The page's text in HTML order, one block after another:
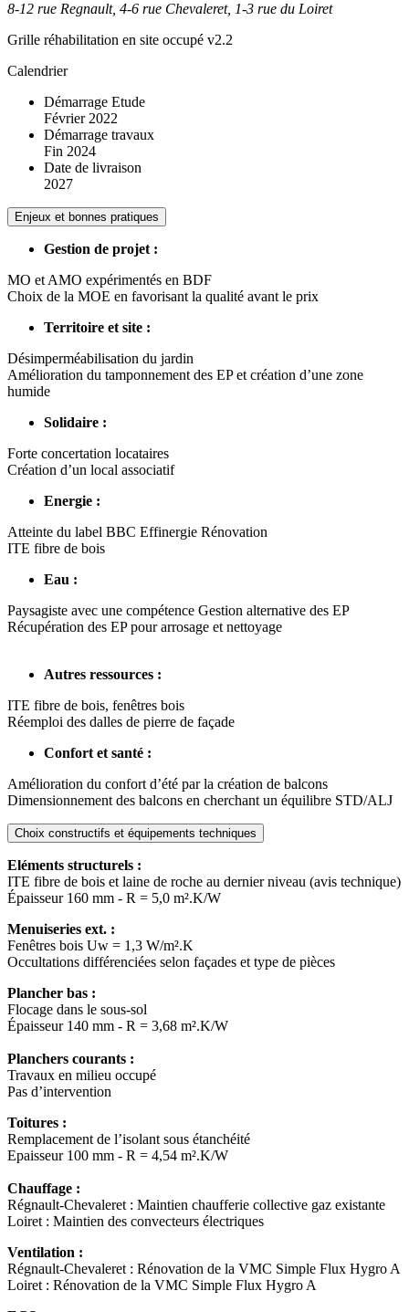
8-12 rue Regnault, 4-6 rue Chevaleret, 1-3 rue du Loiret
Grille réhabilitation en site occupé v2.2
Calendrier
Démarrage Etude
Février 2022
Démarrage travaux
Fin 2024
Date de livraison
2027
Enjeux et bonnes pratiques
Gestion de projet :
MO et AMO expérimentés en BDF
Choix de la MOE en favorisant la qualité avant le prix
Territoire et site :
Désimperméabilisation du jardin
Amélioration du tamponnement des EP et création d’une zone
humide
Solidaire :
Forte concertation locataires
Création d’un local associatif
Energie :
Atteinte du label BBC Effinergie Rénovation
ITE fibre de bois
Eau :
Paysagiste avec une compétence Gestion alternative des EP
Récupération des EP pour arrosage et nettoyage
Autres ressources :
ITE fibre de bois, fenêtres bois
Réemploi des dalles de pierre de façade
Confort et santé :
Amélioration du confort d’été par la création de balcons
Dimensionnement des balcons en cherchant un équilibre STD/ALJ
Choix constructifs et équipements techniques
Eléments structurels :
ITE fibre de bois et laine de roche au dernier niveau (avis technique)
Épaisseur 160 mm - R = 5,0 m².K/W
Menuiseries ext. :
Fenêtres bois Uw = 1,3 W/m².K
Occultations différenciées selon façades et type de pièces
Plancher bas :
Flocage dans le sous-sol
Épaisseur 140 mm - R = 3,68 m².K/W
Planchers courants :
Travaux en milieu occupé
Pas d’intervention
Toitures :
Remplacement de l’isolant sous étanchéité
Epaisseur 100 mm - R = 4,54 m².K/W
Chauffage :
Régnault-Chevaleret : Maintien chaufferie collective gaz existante
Loiret : Maintien des convecteurs électriques
Ventilation :
Régnault-Chevaleret : Rénovation de la VMC Simple Flux Hygro A
Loiret : Rénovation de la VMC Simple Flux Hygro A